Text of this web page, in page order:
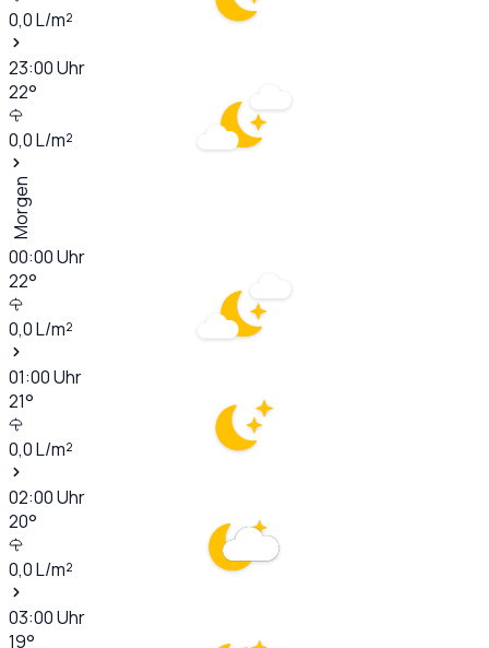
0,0L/m²
23:00Uhr
22°
0,0L/m²
Morgen
00:00Uhr
22°
0,0L/m²
01:00Uhr
21°
0,0L/m²
02:00Uhr
20°
0,0L/m²
03:00Uhr
19°